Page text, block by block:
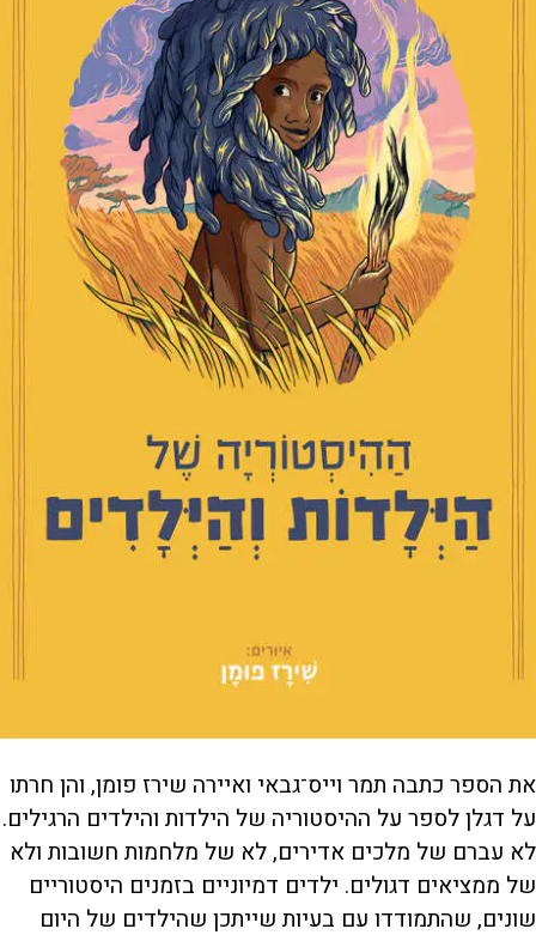
את הספר כתבה תמר וייס־גבאי ואיירה שירז פומן, והן חרתו
על דגלן לספר על ההיסטוריה של הילדות והילדים הרגילים.
לא עברם של מלכים אדירים, לא של מלחמות חשובות ולא
של ממציאים דגולים. ילדים דמיוניים בזמנים היסטוריים
שונים, שהתמודדו עם בעיות שייתכן שהילדים של היום